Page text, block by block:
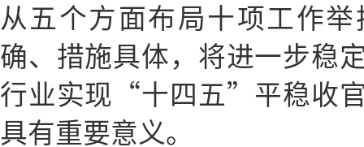
从五个方面布局十项工作
确、措施具体，将进一步稳
行业实现“十四五”平稳收
具有重要意义。